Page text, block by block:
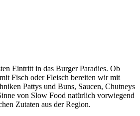
Eintritt in das Burger Paradies. Ob
Fisch oder Fleisch bereiten wir mit
Pattys und Buns, Saucen, Chutneys
von Slow Food natürlich vorwiegend
Zutaten aus der Region.